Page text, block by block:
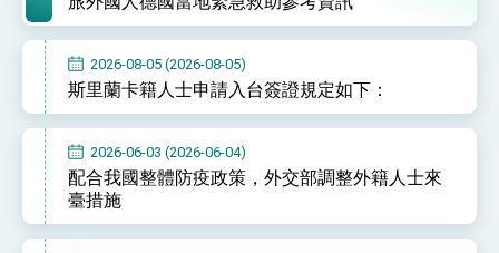
總統農曆春節談話
台美貿易協議完成簽署達成6大目標、創5大歷史
性突破 總統強調將以3大面向加速臺灣經濟轉型
臺美簽署「對等貿易協定」確立對等關稅15%且不
總統接受「法新社」（AFP）專訪內容
世界 需要台灣，團結合作方能守護繁榮
2026-08-05 (2026-08-05)
斯里蘭卡籍人士申請入台簽證規定如下：
2026-06-03 (2026-06-04)
配合我國整體防疫政策，外交部調整外籍人士來
臺措施